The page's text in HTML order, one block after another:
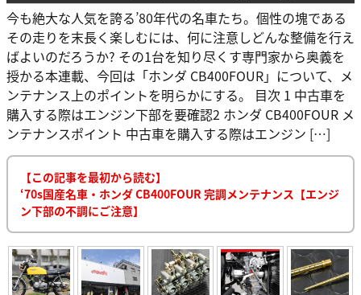
今も絶大な人気を誇る’80年代の名車たち。個性の塊である
その走りを末長く楽しむには、何に注意しどんな整備を行え
ばよいのだろうか? その1台を知り尽くす専門家から奥義を
授かる本連載、今回は「ホンダ CB400FOUR」について、メ
ンテナンス上のポイントを明らかにする。 目次 1 中古車を
購入する際はエンジン下部を要確認2 ホンダ CB400FOUR メ
ンテナンスポイント 中古車を購入する際はエンジン […]
【この記事を最初から読む】
‘70s国産名車・ホンダ CB400FOUR 完調メンテナンス【エンジ
ン下部の不調にご注意】